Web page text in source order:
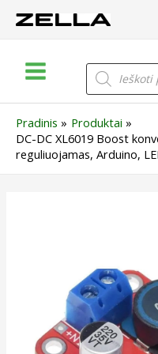
prie
Menu
Products
search
Pradinis
Produktai
DC-DC XL6019 Boost
reguliuojamas, Arduino,
konverteris